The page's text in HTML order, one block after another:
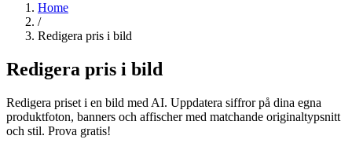
Home
/
Redigera pris i bild
Redigera pris i bild
Redigera priset i en bild med AI. Uppdatera siffror på dina egna
produktfoton, banners och affischer med matchande originaltypsnitt
och stil. Prova gratis!